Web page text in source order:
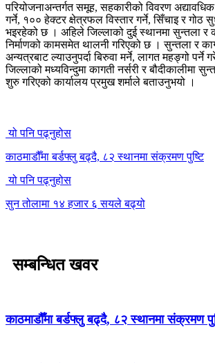
परियोजनाअन्तर्गत समूह, सहकारीको विवरण
गर्ने, १०० हेक्टर क्षेत्रफल विस्तार गर्ने, सिँचाइ र गोठ
भइरहेको छ । अहिले जिल्लाको दुई स्थानमा सुन्तला र
निर्माणको कामसमेत थालनी गरिएको छ । सुन्तला र
अन्यत्रबाट ल्याउनुपर्दा बिरुवा मर्ने, लागत महङ्गो पर्ने
जिल्लाको मध्यविन्दुमा कागती नर्सरी र बौदीकालीमा
शुरु गरिएको कार्यालय प्रमुख शर्माले बताउनुभयो ।
यो पनि पढ्नुहोस
काठमाडौँमा बर्डफ्लु बढ्दै, ८२ स्थानमा संक्रमण पुष्टि
यो पनि पढ्नुहोस
सुन तोलामा १४ हजार ६ सयले बढ्यो
सम्बन्धित खवर
काठमाडौँमा बर्डफ्लु बढ्दै, ८२ स्थानमा संक्रमण